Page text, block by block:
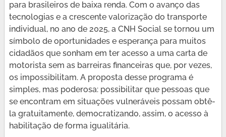
para brasileiros de baixa renda. Com o avanço das
tecnologias e a crescente valorização do transporte
individual, no ano de 2025, a CNH Social se tornou um
símbolo de oportunidades e esperança para muitos
cidadãos que sonham em ter acesso a uma carta de
motorista sem as barreiras financeiras que, por vezes,
os impossibilitam. A proposta desse programa é
simples, mas poderosa: possibilitar que pessoas que
se encontram em situações vulneráveis possam obtê-
la gratuitamente, democratizando, assim, o acesso à
habilitação de forma igualitária.